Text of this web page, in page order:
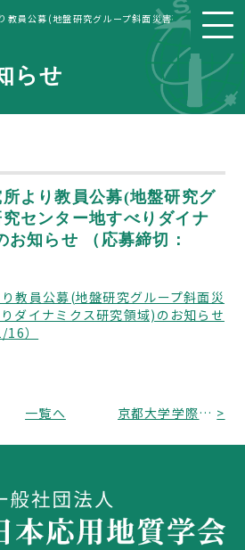
教員公募(地盤研究グループ斜面災害研究センタ
らせ
より教員公募(地盤研究グ
センター地すべりダイナ
お知らせ （応募締切：
教員公募(地盤研究グループ斜面災
ダイナミクス研究領域)のお知らせ
）
一覧へ 京都大学学際融合教育研究センターよりアンケートの協力依頼(学術分野の文化比較大調査)がきています。 >